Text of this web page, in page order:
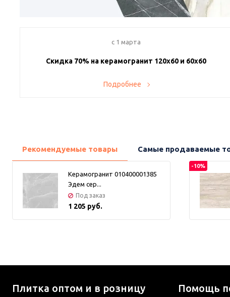
c 1 марта
Скидка 70% на керамогранит 120х60 и 60х60
Представляем вашему вниманию невероятное предложение!
сохраняя свою привлекательность на протяжении многих
Подробнее
Рекомендуемые товары Самые продаваемые
Керамогранит 010400001385
Эдем сер...
Под заказ
1 205 руб.
-10%
Плитка оптом и в розницу Помощь